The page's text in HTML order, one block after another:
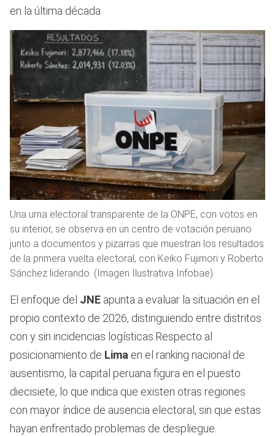
en la última década.
Una urna electoral transparente de la ONPE, con votos en
su interior, se observa en un centro de votación peruano
junto a documentos y pizarras que muestran los resultados
de la primera vuelta electoral, con Keiko Fujimori y Roberto
Sánchez liderando. (Imagen Ilustrativa Infobae)
El enfoque del JNE apunta a evaluar la situación en el
propio contexto de 2026, distinguiendo entre distritos
con y sin incidencias logísticas.Respecto al
posicionamiento de Lima en el ranking nacional de
ausentismo, la capital peruana figura en el puesto
diecisiete, lo que indica que existen otras regiones
con mayor índice de ausencia electoral, sin que estas
hayan enfrentado problemas de despliegue.